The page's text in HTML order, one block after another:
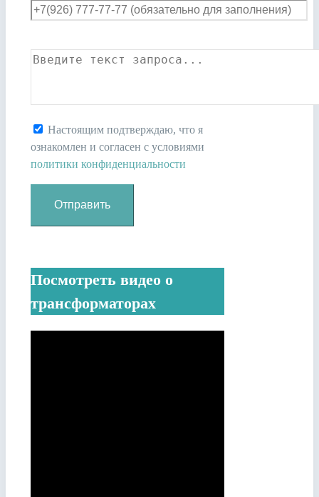
Настоящим подтверждаю, что я
ознакомлен и согласен с условиями
политики конфиденциальности
Посмотреть видео о
трансформаторах